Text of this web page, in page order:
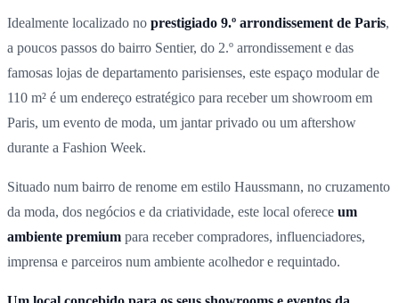
Idealmente localizado no prestigiado 9.º arrondissement de Paris,
a poucos passos do bairro Sentier, do 2.º arrondissement e das
famosas lojas de departamento parisienses, este espaço modular de
110 m² é um endereço estratégico para receber um showroom em
Paris, um evento de moda, um jantar privado ou um aftershow
durante a Fashion Week.
Situado num bairro de renome em estilo Haussmann, no cruzamento
da moda, dos negócios e da criatividade, este local oferece um
ambiente premium para receber compradores, influenciadores,
imprensa e parceiros num ambiente acolhedor e requintado.